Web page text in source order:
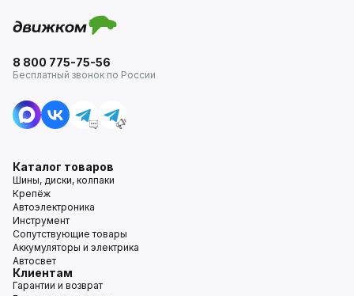
8 800 775-75-56
Бесплатный звонок по России
Каталог товаров
Шины, диски, колпаки
Крепёж
Автоэлектроника
Инструмент
Сопутствующие товары
Аккумуляторы и электрика
Автосвет
Клиентам
Гарантии и возврат